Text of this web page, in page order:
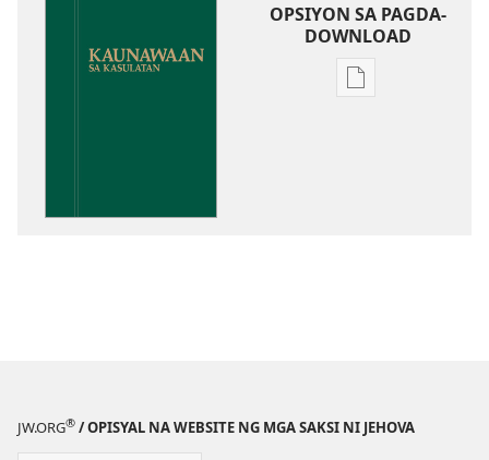
OPSIYON SA PAGDA-
DOWNLOAD
Opsiyon
JW.ORG® / OPISYAL NA WEBSITE NG MGA SAKSI NI JEHOVA